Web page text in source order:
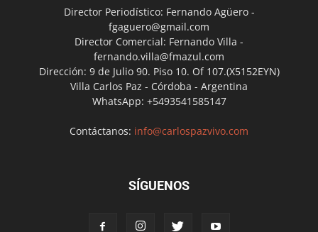
Director Periodístico: Fernando Agüero -
fgaguero@gmail.com
Director Comercial: Fernando Villa -
fernando.villa@fmazul.com
Dirección: 9 de Julio 90. Piso 10. Of 107.(X5152EYN)
Villa Carlos Paz - Córdoba - Argentina
WhatsApp: +5493541585147
Contáctanos: info@carlospazvivo.com
SÍGUENOS